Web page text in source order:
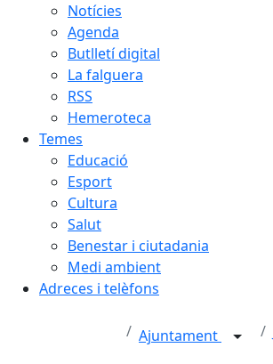
Notícies
Agenda
Butlletí digital
La falguera
RSS
Hemeroteca
Temes
Educació
Esport
Cultura
Salut
Benestar i ciutadania
Medi ambient
Adreces i telèfons
Ajuntament